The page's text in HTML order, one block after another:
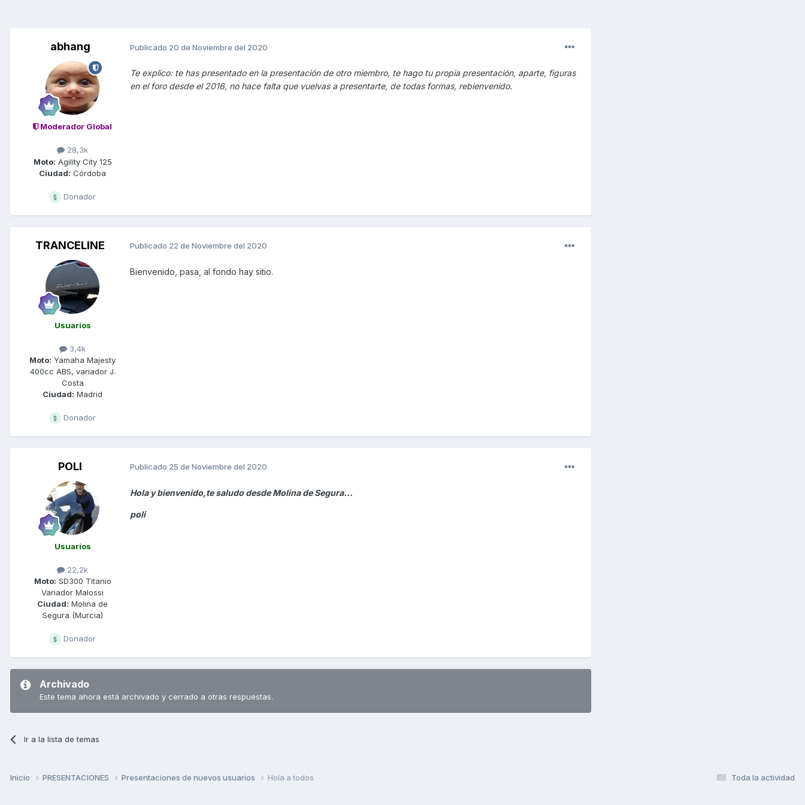
abhang
Moderador Global
28,3k
Moto: Agility City 125
Ciudad: Córdoba
Donador
Publicado 20 de Noviembre del 2020
Te explico: te has presentado en la presentación de otro miembro, te hago tu propia presentación, aparte, figuras
en el foro desde el 2016, no hace falta que vuelvas a presentarte, de todas formas, rebienvenido.
TRANCELINE
Usuarios
3,4k
Moto: Yamaha Majesty
400cc ABS, variador J.
Costa
Ciudad: Madrid
Donador
Publicado 22 de Noviembre del 2020
Bienvenido, pasa, al fondo hay sitio.
POLI
Usuarios
22,2k
Moto: SD300 Titanio
Variador Malossi
Ciudad: Molina de
Segura (Murcia)
Donador
Publicado 25 de Noviembre del 2020
Hola y bienvenido,te saludo desde Molina de Segura...
poli
Archivado
Este tema ahora está archivado y cerrado a otras respuestas.
Ir a la lista de temas
Toda la actividad
Inicio PRESENTACIONES Presentaciones de nuevos usuarios Hola a todos